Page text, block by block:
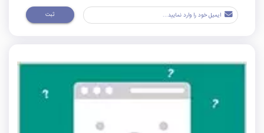
ثبت